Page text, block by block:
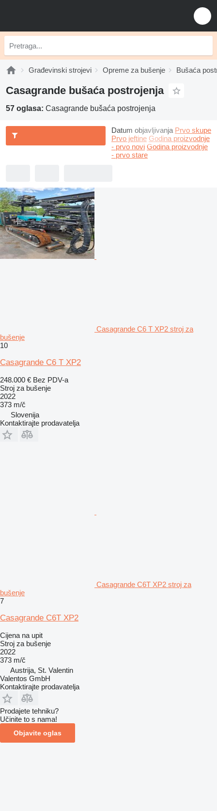
Građevinski strojevi Opreme za bušenje Bušaća
Casagrande bušaća postrojenja
57 oglasa: Casagrande bušaća postrojenja
Datum objavljivanja Prvo skupe
Prvo jeftine Godina proizvodnje
- prvo novi Godina proizvodnje
- prvo stare
Casagrande C6 T XP2 stroj za
bušenje
10
Casagrande C6 T XP2
248.000 € Bez PDV-a
Stroj za bušenje
2022
373 m/č
Slovenija
Kontaktirajte prodavatelja
Casagrande C6T XP2 stroj za
bušenje
7
Casagrande C6T XP2
Cijena na upit
Stroj za bušenje
2022
373 m/č
Austrija, St. Valentin
Valentos GmbH
Kontaktirajte prodavatelja
Prodajete tehniku?
Učinite to s nama!
Objavite oglas